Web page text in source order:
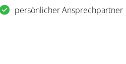
persönlicher Ansprechpartner